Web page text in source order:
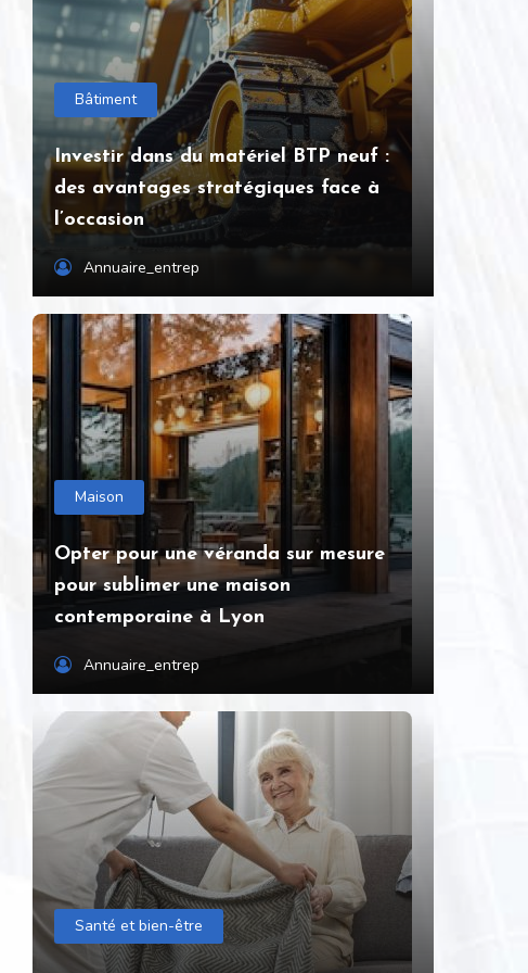
Bâtiment
Investir dans du matériel BTP neuf :
des avantages stratégiques face à
l’occasion
Annuaire_entrep
Maison
Opter pour une véranda sur mesure
pour sublimer une maison
contemporaine à Lyon
Annuaire_entrep
Santé et bien-être